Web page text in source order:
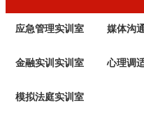
应急管理实训室 媒体沟
金融实训实训室 心理调
模拟法庭实训室